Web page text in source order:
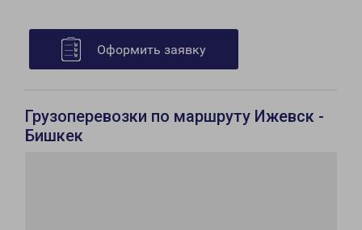
Оформить заявку
Грузоперевозки по маршруту Ижевск -
Бишкек